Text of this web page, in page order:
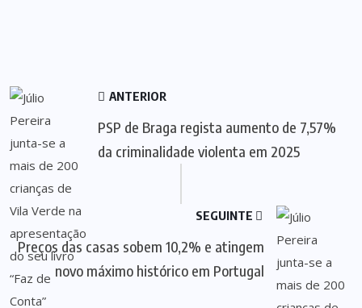
ANTERIOR
PSP de Braga regista aumento de 7,57%
da criminalidade violenta em 2025
SEGUINTE
Preços das casas sobem 10,2% e atingem
novo máximo histórico em Portugal